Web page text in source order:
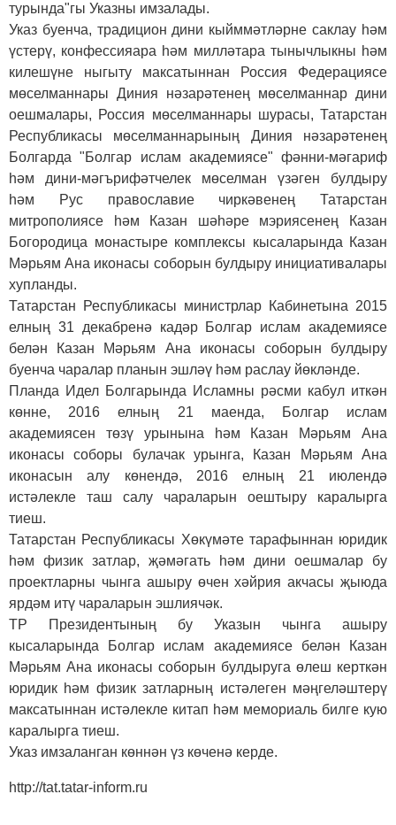
турында"гы Указны имзалады.
Указ буенча, традицион дини кыйммәтләрне саклау һәм
үстерү, конфессияара һәм милләтара тынычлыкны һәм
килешүне ныгыту максатыннан Россия Федерациясе
мөселманнары Диния нәзарәтенең мөселманнар дини
оешмалары, Россия мөселманнары шурасы, Татарстан
Республикасы мөселманнарының Диния нәзарәтенең
Болгарда "Болгар ислам академиясе" фәнни-мәгариф
һәм дини-мәгърифәтчелек мөселман үзәген булдыру
һәм Рус православие чиркәвенең Татарстан
митрополиясе һәм Казан шәһәре мэриясенең Казан
Богородица монастыре комплексы кысаларында Казан
Мәрьям Ана иконасы соборын булдыру инициативалары
хупланды.
Татарстан Республикасы министрлар Кабинетына 2015
елның 31 декабренә кадәр Болгар ислам академиясе
белән Казан Мәрьям Ана иконасы соборын булдыру
буенча чаралар планын эшләү һәм раслау йөкләнде.
Планда Идел Болгарында Исламны рәсми кабул иткән
көнне, 2016 елның 21 маенда, Болгар ислам
академиясен төзү урынына һәм Казан Мәрьям Ана
иконасы соборы булачак урынга, Казан Мәрьям Ана
иконасын алу көнендә, 2016 елның 21 июлендә
истәлекле таш салу чараларын оештыру каралырга
тиеш.
Татарстан Республикасы Хөкүмәте тарафыннан юридик
һәм физик затлар, җәмәгать һәм дини оешмалар бу
проектларны чынга ашыру өчен хәйрия акчасы җыюда
ярдәм итү чараларын эшлиячәк.
ТР Президентының бу Указын чынга ашыру
кысаларында Болгар ислам академиясе белән Казан
Мәрьям Ана иконасы соборын булдыруга өлеш керткән
юридик һәм физик затларның истәлеген мәңгеләштерү
максатыннан истәлекле китап һәм мемориаль билге кую
каралырга тиеш.
Указ имзаланган көннән үз көченә керде.
http://tat.tatar-inform.ru